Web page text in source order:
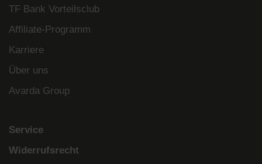
TF Bank Vorteilsclub
Affiliate-Programm
Karriere
Über uns
Avarda Group
Service
Widerrufsrecht